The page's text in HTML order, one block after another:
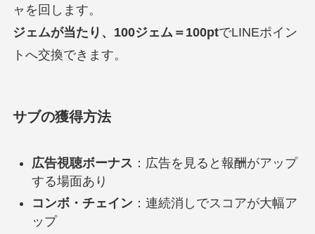
ャを回します。
ジェムが当たり、100ジェム＝100ptでLINEポイン
トへ交換できます。
サブの獲得方法
広告視聴ボーナス ：広告を見ると報酬がアップ
する場面あり
コンボ・チェイン ：連続消しでスコアが大幅ア
ップ